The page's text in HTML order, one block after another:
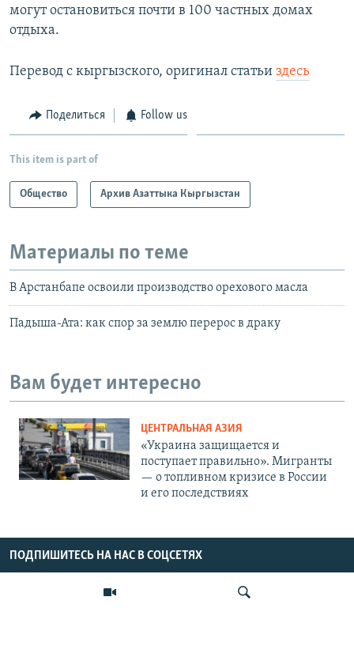
могут остановиться почти в 100 частных домах
отдыха.
Перевод с кыргызского, оригинал статьи здесь
Поделиться Follow us
This item is part of
Общество Архив Азаттыка Кыргызстан
Материалы по теме
В Арстанбапе освоили производство орехового масла
Падыша-Ата: как спор за землю перерос в драку
Вам будет интересно
ЦЕНТРАЛЬНАЯ АЗИЯ
«Украина защищается и
поступает правильно». Мигранты
— о топливном кризисе в России
и его последствиях
ПОДПИШИТЕСЬ НА НАС В СОЦСЕТЯХ